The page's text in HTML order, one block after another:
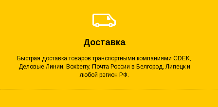
Доставка
Быстрая доставка товаров транспортными компаниями CDEK,
Деловые Линии, Boxberry, Почта России в Белгород, Липецк и
любой регион РФ.